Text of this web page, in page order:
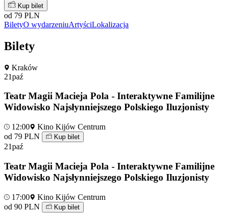
Kup bilet
od 79 PLN
BiletyO wydarzeniuArtyściLokalizacja
Bilety
Kraków
21paź
Teatr Magii Macieja Pola - Interaktywne Familijne
Widowisko Najsłynniejszego Polskiego Iluzjonisty
12:00
Kino Kijów Centrum
od 79 PLN
Kup bilet
21paź
Teatr Magii Macieja Pola - Interaktywne Familijne
Widowisko Najsłynniejszego Polskiego Iluzjonisty
17:00
Kino Kijów Centrum
od 90 PLN
Kup bilet